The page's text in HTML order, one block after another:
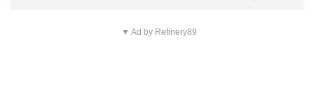
▼ Ad by Refinery89